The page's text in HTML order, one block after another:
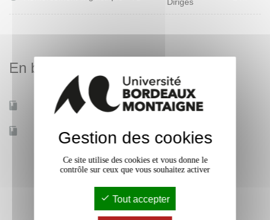
En bref
Mobilité d'études Oui
Accessible à distance
Gestion des cookies
Ce site utilise des cookies et vous donne le
contrôle sur ceux que vous souhaitez activer
Tout accepter